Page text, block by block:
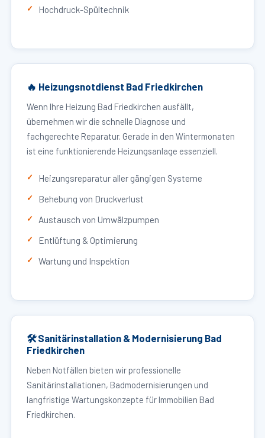
Hochdruck-Spültechnik
🔥 Heizungsnotdienst Bad Friedkirchen
Wenn Ihre Heizung Bad Friedkirchen ausfällt,
übernehmen wir die schnelle Diagnose und
fachgerechte Reparatur. Gerade in den Wintermonaten
ist eine funktionierende Heizungsanlage essenziell.
Heizungsreparatur aller gängigen Systeme
Behebung von Druckverlust
Austausch von Umwälzpumpen
Entlüftung & Optimierung
Wartung und Inspektion
🛠 Sanitärinstallation & Modernisierung Bad
Friedkirchen
Neben Notfällen bieten wir professionelle
Sanitärinstallationen, Badmodernisierungen und
langfristige Wartungskonzepte für Immobilien Bad
Friedkirchen.